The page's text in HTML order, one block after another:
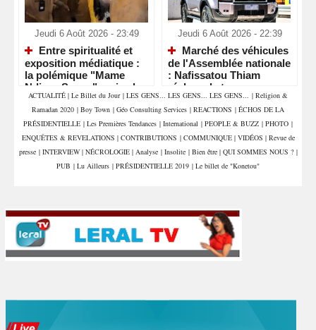
Jeudi 6 Août 2026 - 23:49
Entre spiritualité et
exposition médiatique :
la polémique "Mame
Ndiaye Savon" ravive le
débat sur le respect des
lieux saints
Jeudi 6 Août 2026 - 22:39
Marché des véhicules
de l'Assemblée nationale
: Nafissatou Thiam
réclame la transparence
et interpelle les députés
ACTUALITÉ | Le Billet du Jour | LES GENS... LES GENS... LES GENS... | Religion &
Ramadan 2020 | Boy Town | Géo Consulting Services | REACTIONS | ÉCHOS DE LA
PRÉSIDENTIELLE | Les Premières Tendances | International | PEOPLE & BUZZ | PHOTO |
ENQUÊTES & REVELATIONS | CONTRIBUTIONS | COMMUNIQUE | VIDÉOS | Revue de
presse | INTERVIEW | NÉCROLOGIE | Analyse | Insolite | Bien être | QUI SOMMES NOUS ? |
PUB | Lu Ailleurs | PRÉSIDENTIELLE 2019 | Le billet de "Konetou"